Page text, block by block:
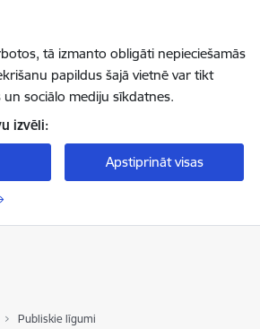
tā izmanto obligāti nepieciešamās
papildus šajā vietnē var tikt
sociālo mediju sīkdatnes.
izvēli:
Apstiprināt visas
Publiskie līgumi